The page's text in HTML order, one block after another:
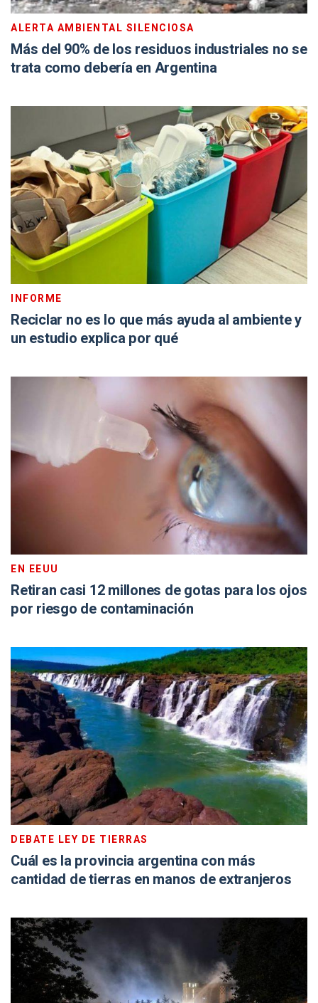
ALERTA AMBIENTAL SILENCIOSA
Más del 90% de los residuos industriales no se
trata como debería en Argentina
INFORME
Reciclar no es lo que más ayuda al ambiente y
un estudio explica por qué
EN EEUU
Retiran casi 12 millones de gotas para los ojos
por riesgo de contaminación
DEBATE LEY DE TIERRAS
Cuál es la provincia argentina con más
cantidad de tierras en manos de extranjeros